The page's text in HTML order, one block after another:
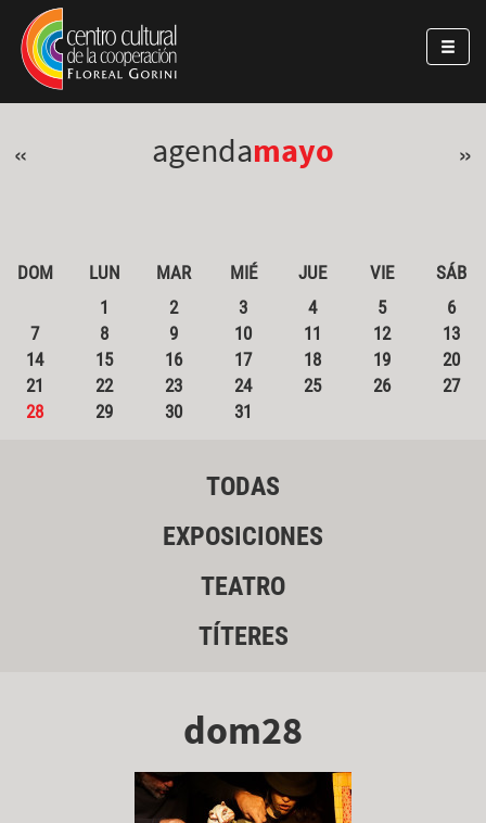
Pasar al contenido principal
Jump to main content
« agendamayo »
DOM LUN MAR MIÉ JUE VIE
SÁB
1
2 3 4 5
6
7
8 9 10 11 12
13
14
15 16 17 18 19
20
21
22 23 24 25 26
27
28
29 30 31
TODAS
EXPOSICIONES
TEATRO
TÍTERES
dom28